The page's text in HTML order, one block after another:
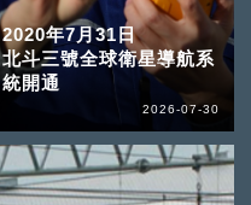
2020年7月31日
北斗三號全球衛星導航系
統開通
2026-07-30